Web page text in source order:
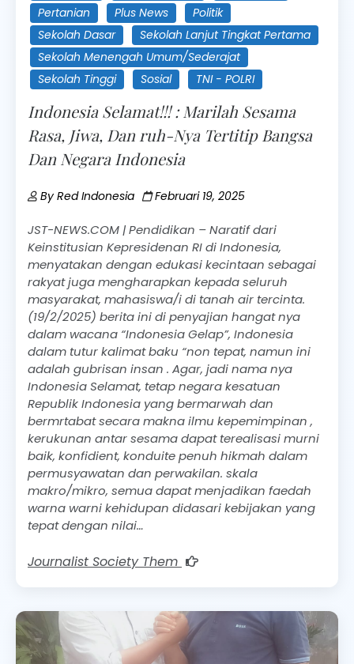
Pertanian
Plus News
Politik
Sekolah Dasar
Sekolah Lanjut Tingkat Pertama
Sekolah Menengah Umum/Sederajat
Sekolah Tinggi
Sosial TNI - POLRI
Indonesia Selamat!!! : Marilah Sesama
Rasa, Jiwa, Dan ruh-Nya Tertitip Bangsa
Dan Negara Indonesia
ByRed Indonesia Februari 19, 2025
JST-NEWS.COM | Pendidikan – Naratif dari
Keinstitusian Kepresidenan RI di Indonesia,
menyatakan dengan edukasi kecintaan sebagai
rakyat juga mengharapkan kepada seluruh
masyarakat, mahasiswa/i di tanah air tercinta.
(19/2/2025) berita ini di penyajian hangat nya
dalam wacana “Indonesia Gelap”, Indonesia
dalam tutur kalimat baku “non tepat, namun ini
adalah gubrisan insan . Agar, jadi nama nya
Indonesia Selamat, tetap negara kesatuan
Republik Indonesia yang bermarwah dan
bermrtabat secara makna ilmu kepemimpinan ,
kerukunan antar sesama dapat terealisasi murni
baik, konfidient, konduite penuh hikmah dalam
permusyawatan dan perwakilan. skala
makro/mikro, semua dapat menjadikan faedah
warna warni kehidupan didasari kebijakan yang
tepat dengan nilai…
Journalist Society Them